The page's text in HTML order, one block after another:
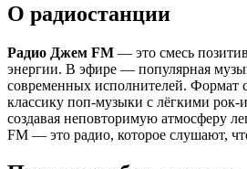
О радиостанции
Радио Джем FM — это смесь
энергии. В эфире — популярная
современных исполнителей. Формат
классику поп-музыки с лёгкими рок-
создавая неповторимую атмосферу
FM — это радио, которое слушают,